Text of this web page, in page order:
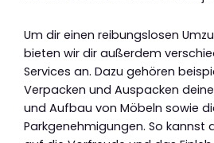
Um dir einen reibungslosen
bieten wir dir außerdem
Services an. Dazu gehören
Verpacken und Auspacken
und Aufbau von Möbeln sowie
Parkgenehmigungen. So kannst